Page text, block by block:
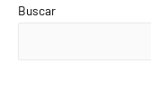
Buscar